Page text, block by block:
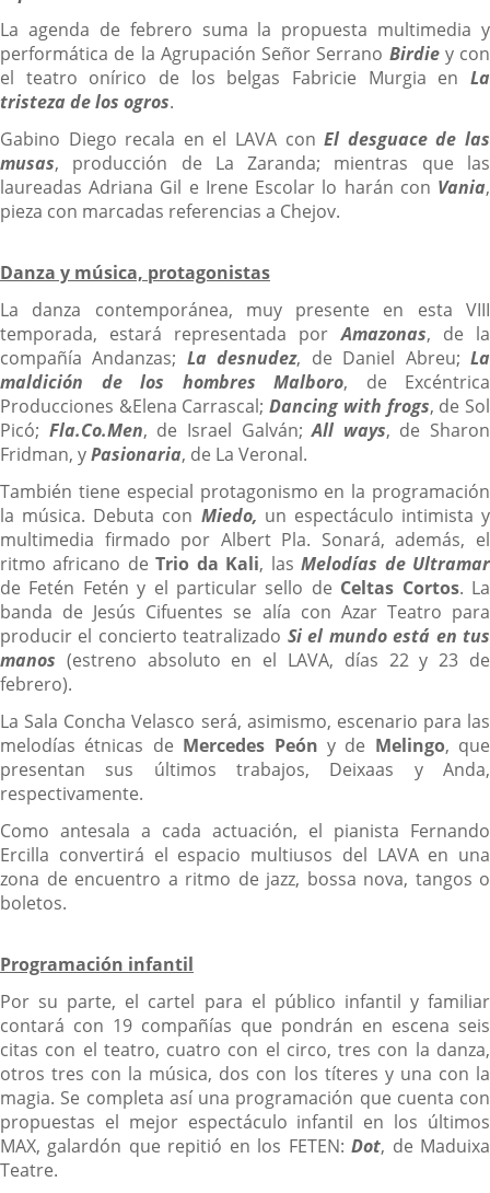
La agenda de febrero suma la propuesta multimedia y
performática de la Agrupación Señor Serrano Birdiey con
el teatro onírico de los belgas Fabricie Murgia en La
tristeza de los ogros.
Gabino Diego recala en el LAVA conEl desguace de las
musas, producción de La Zaranda; mientras que las
laureadas Adriana Gil e Irene Escolar lo harán con Vania,
pieza con marcadas referencias a Chejov.
Danza y música, protagonistas
La danza contemporánea, muy presente en esta VIII
temporada, estará representada porAmazonas, de la
compañía Andanzas; La desnudez, de Daniel Abreu;La
maldición de los hombres Malboro, de Excéntrica
Producciones &Elena Carrascal;Dancing with frogs, de Sol
Picó; Fla.Co.Men, de Israel Galván;All ways, de Sharon
Fridman, yPasionaria, de La Veronal.
También tiene especial protagonismo en la programación
la música. Debuta con Miedo, un espectáculo intimista y
multimedia firmado por Albert Pla. Sonará, además, el
ritmo africano deTrio da Kali, lasMelodías de Ultramar
de Fetén Fetén y el particular sello de Celtas Cortos. La
banda de Jesús Cifuentes se alía con Azar Teatro para
producir el concierto teatralizado Si el mundo está en tus
manos (estreno absoluto en el LAVA, días 22 y 23 de
febrero).
La Sala Concha Velasco será, asimismo, escenario para las
melodías étnicas de Mercedes Peón y de Melingo, que
presentan sus últimos trabajos, Deixaas y Anda,
respectivamente.
Como antesala a cada actuación, el pianista Fernando
Ercilla convertirá el espacio multiusos del LAVA en una
zona de encuentro a ritmo de jazz, bossa nova, tangos o
boletos.
Programación infantil
Por su parte, el cartel para el público infantil y familiar
contará con 19 compañías que pondrán en escena seis
citas con el teatro, cuatro con el circo, tres con la danza,
otros tres con la música, dos con los títeres y una con la
magia. Se completa así una programación que cuenta con
propuestas el mejor espectáculo infantil en los últimos
MAX, galardón que repitió en los FETEN:Dot, de Maduixa
Teatre.